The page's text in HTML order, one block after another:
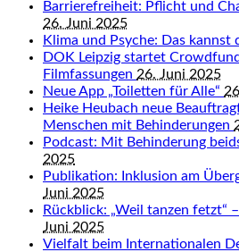
Barrierefreiheit: Pflicht und
26. Juni 2025
Klima und Psyche: Das kannst
DOK Leipzig startet
Filmfassungen 26. Juni 2025
Neue App „Toiletten für Alle“
Heike Heubach neue
Menschen mit Behinderungen
Podcast: Mit Behinderung
2025
Publikation: Inklusion am
Juni 2025
Rückblick: „Weil tanzen fetzt“
Juni 2025
Vielfalt beim Internationalen